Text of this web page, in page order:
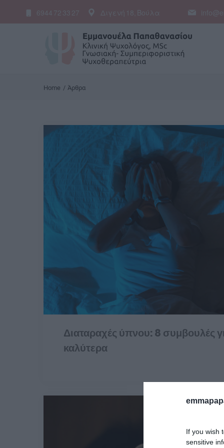
If you wish
sensitive
6944 72 33 27 Διγενή 18, Βούλα
Home Άρθρα
Διαταραχές ύπνου: 8 συμβουλές
καλύτερα